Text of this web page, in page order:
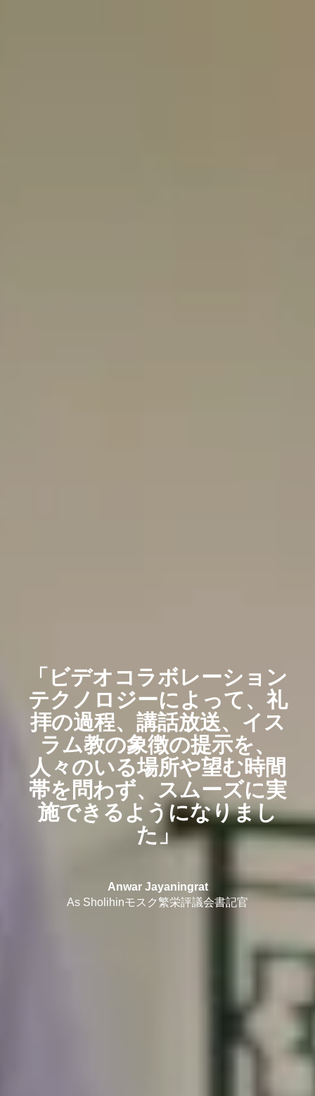
「ビデオコラボレーション
テクノロジーによって、礼
拝の過程、講話放送、イス
ラム教の象徴の提示を、
人々のいる場所や望む時間
帯を問わず、スムーズに実
施できるようになりまし
た」
Anwar Jayaningrat
As Sholihinモスク繁栄評議会書記官